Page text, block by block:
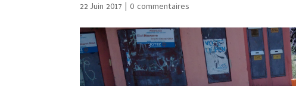
22 Juin 2017 | 0 commentaires